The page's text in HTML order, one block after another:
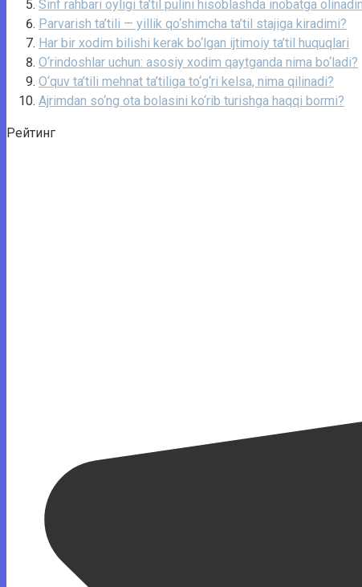
Sinf rahbari oyligi ta’til pulini hisoblashda inobatga
Parvarish ta’tili — yillik qo‘shimcha ta’til stajiga kiradimi?
Har bir xodim bilishi kerak bo‘lgan ijtimoiy ta’til huquqlari
O‘rindoshlar uchun: asosiy xodim qaytganda nima bo‘ladi?
O‘quv ta’tili mehnat ta’tiliga to‘g‘ri kelsa, nima qilinadi?
Ajrimdan so‘ng ota bolasini ko‘rib turishga haqqi bormi?
Рейтинг